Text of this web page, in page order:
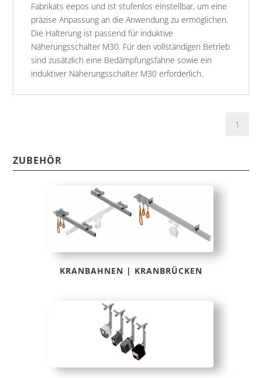
Fabrikats eepos und ist stufenlos einstellbar, um eine
präzise Anpassung an die Anwendung zu ermöglichen.
Die Halterung ist passend für induktive
Näherungsschalter M30. Für den vollständigen Betrieb
sind zusätzlich eine Bedämpfungsfahne sowie ein
induktiver Näherungsschalter M30 erforderlich.
ZUBEHÖR
KRANBAHNEN | KRANBRÜCKEN